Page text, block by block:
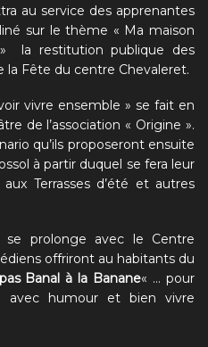
au service des apprenantes
sur le thème « Ma maison
» la restitution publique des
la Fête du centre Chevaleret.
vivre ensemble » se fait en
de l’association « Origine ».
qu’ils proposeront ensuite
à partir duquel se fera leur
Terrasses d’été et autres
prolonge avec le Centre
offriront au habitants du
Banal à la Banane« … pour
avec humour et bien vivre